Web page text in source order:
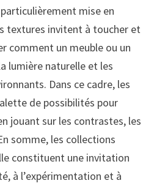
mise en
textures invitent à toucher et
comment un meuble ou un
lumière naturelle et les
Dans ce cadre, les
de possibilités pour
jouant sur les contrastes, les
somme, les collections
constituent une invitation
à l’expérimentation et à